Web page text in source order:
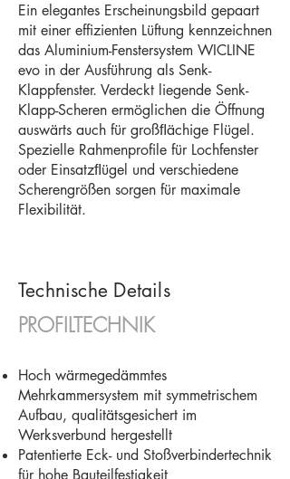
Ein elegantes Erscheinungsbild gepaart
mit einer effizienten Lüftung kennzeichnen
das Aluminium-Fenstersystem WICLINE
evo in der Ausführung als Senk-
Klappfenster. Verdeckt liegende Senk-
Klapp-Scheren ermöglichen die Öffnung
auswärts auch für großﬂächige Flügel.
Spezielle Rahmenprofile für Lochfenster
oder Einsatzﬂügel und verschiedene
Scherengrößen sorgen für maximale
Flexibilität.
Technische Details
PROFILTECHNIK
Hoch wärmegedämmtes
Mehrkammersystem mit symmetrischem
Aufbau, qualitätsgesichert im
Werksverbund hergestellt
Patentierte Eck- und Stoßverbindertechnik
für hohe Bauteilfestigkeit